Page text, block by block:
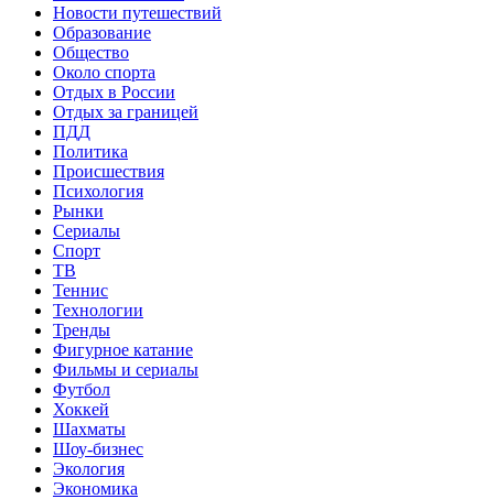
Новости путешествий
Образование
Общество
Около спорта
Отдых в России
Отдых за границей
ПДД
Политика
Происшествия
Психология
Рынки
Сериалы
Спорт
ТВ
Теннис
Технологии
Тренды
Фигурное катание
Фильмы и сериалы
Футбол
Хоккей
Шахматы
Шоу-бизнес
Экология
Экономика